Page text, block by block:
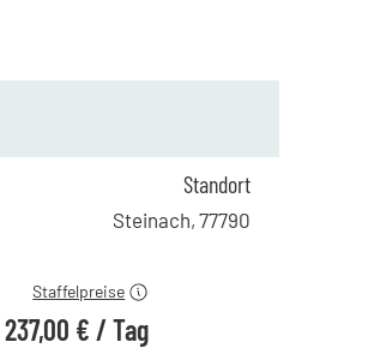
286,00 €
Staffelpreise
237,00 € /Tag
Standort
Steinach, 77790